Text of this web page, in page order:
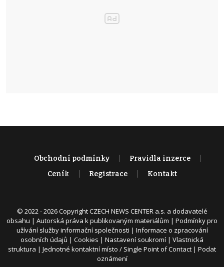
Obchodní podmínky
Pravidla inzerce
Ceník
Registrace Kontakt
© 2022 - 2026 Copyright CZECH NEWS CENTER a.s. a dodavatelé
obsahu | Autorská práva k publikovaným materiálům | Podmínky pro
užívání služby informační společnosti | Informace o zpracování
osobních údajů | Cookies | Nastavení soukromí | Vlastnická
struktura | Jednotné kontaktní místo / Single Point of Contact | Podat
oznámení